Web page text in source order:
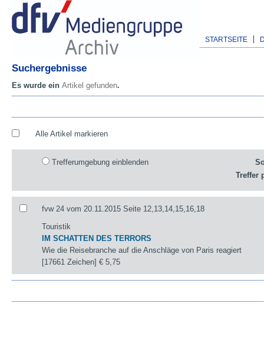
STARTSEITE
Suchergebnisse
Es wurde ein Artikel gefunden.
Alle Artikel markieren
Trefferumgebung einblenden
Treffer
fvw 24 vom 20.11.2015 Seite 12,13,14,15,16,18
Touristik
IM SCHATTEN DES TERRORS
Wie die Reisebranche auf die Anschläge von Paris reagiert
[17661 Zeichen]€ 5,75